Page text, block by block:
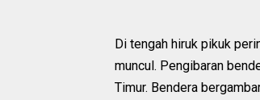
Di tengah hiruk pikuk
muncul. Pengibaran
Timur. Bendera